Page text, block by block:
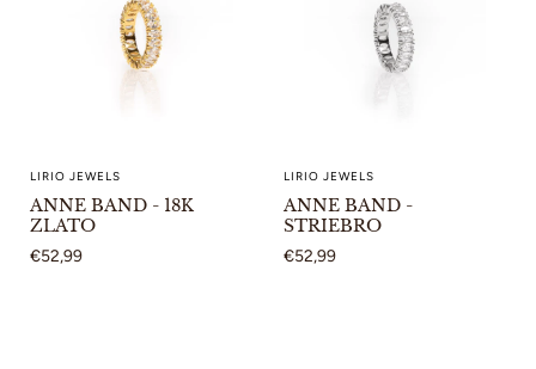
LIRIO JEWELS
ANNE BAND - 18K
ZLATO
€52,99
LIRIO JEWELS
ANNE BAND -
STRIEBRO
€52,99